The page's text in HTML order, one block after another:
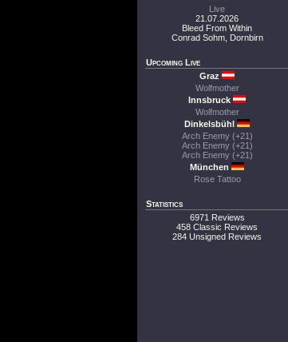
Live
21.07.2026
Bleed From Within
Conrad Sohm, Dornbirn
Upcoming Live
Graz
Wolfmother
Innsbruck
Wolfmother
Dinkelsbühl
Arch Enemy (+21)
Arch Enemy (+21)
Arch Enemy (+21)
München
Rose Tattoo
Statistics
6971 Reviews
458 Classic Reviews
284 Unsigned Reviews